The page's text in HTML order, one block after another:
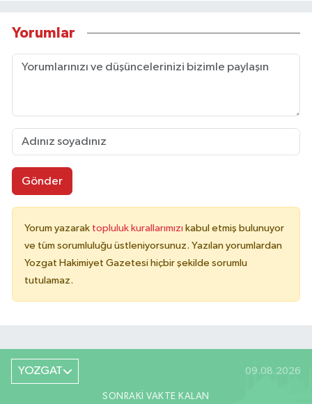
Yorumlar
Gönder
Yorum yazarak topluluk kurallarımızı kabul etmiş bulunuyor
ve tüm sorumluluğu üstleniyorsunuz. Yazılan yorumlardan
Yozgat Hakimiyet Gazetesi hiçbir şekilde sorumlu
tutulamaz.
YOZGAT 09.08.2026
SONRAKI VAKTE KALAN